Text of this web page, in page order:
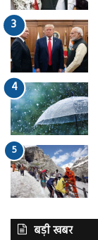
बड़ी खबर